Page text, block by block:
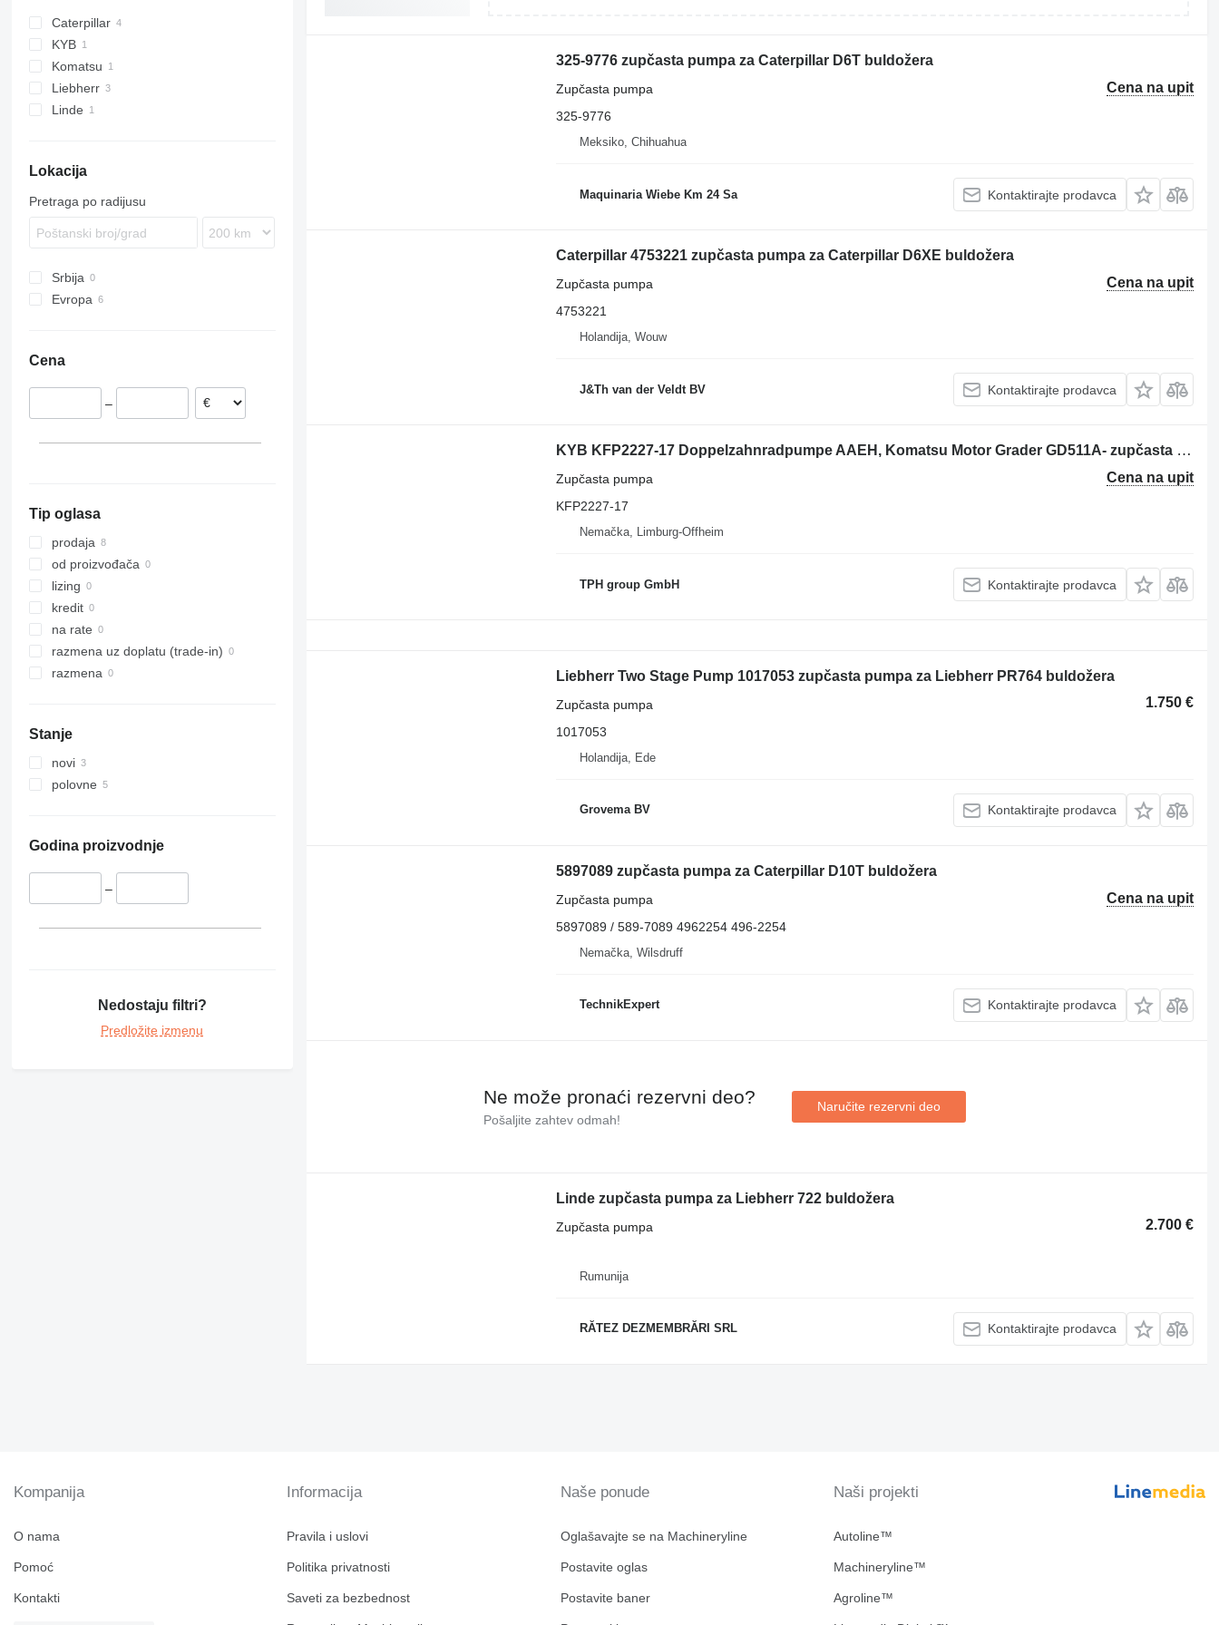
Caterpillar
D series
KYB
Komatsu
GD
Liebherr
PR
Linde
Lokacija
Pretraga po radijusu
Srbija
Evropa
Cena
–
Tip oglasa
prodaja
od proizvođača
lizing
kredit
na rate
razmena uz doplatu (trade-in)
razmena
Stanje
novi
polovne
Godina proizvodnje
–
Nedostaju filtri?
Predložite izmenu
325-9776 zupčasta pumpa za Caterpillar D6T buldožera
Cena na upit
Zupčasta pumpa
325-9776
Meksiko, Chihuahua
Maquinaria Wiebe Km 24 Sa Kontaktirajte prodavca
Caterpillar 4753221 zupčasta pumpa za Caterpillar D6XE buldožera
Cena na upit
Zupčasta pumpa
4753221
Holandija, Wouw
J&Th van der Veldt BV Kontaktirajte prodavca
KYB KFP2227-17 Doppelzahnradpumpe AAEH, Komatsu Motor Grader GD511A- zupčasta pumpa za Komatsu GD511A grejdera
Cena na upit
Zupčasta pumpa
KFP2227-17
Nemačka, Limburg-Offheim
TPH group GmbH Kontaktirajte prodavca
Liebherr Two Stage Pump 1017053 zupčasta pumpa za Liebherr PR764 buldožera
1.750 €
Zupčasta pumpa
1017053
Holandija, Ede
Grovema BV Kontaktirajte prodavca
5897089 zupčasta pumpa za Caterpillar D10T buldožera
Cena na upit
Zupčasta pumpa
5897089 / 589-7089 4962254 496-2254
Nemačka, Wilsdruff
TechnikExpert Kontaktirajte prodavca
Ne može pronaći rezervni dеo?
Pošaljite zahtev odmah!
Naručite rezervni dеo
Linde zupčasta pumpa za Liebherr 722 buldožera
2.700 €
Zupčasta pumpa
Rumunija
RĂTEZ DEZMEMBRĂRI SRL Kontaktirajte prodavca
Kompanija
O nama
Pomoć
Kontakti
Informacija
Pravila i uslovi
Politika privatnosti
Saveti za bezbednost
Naše ponude
Oglašavajte se na Machineryline
Postavite oglas
Postavite baner
Naši projekti
Autoline™
Machineryline™
Agroline™